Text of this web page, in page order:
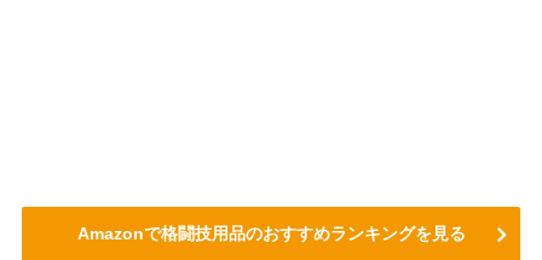
Amazonで格闘技用品のおすすめランキングを見る